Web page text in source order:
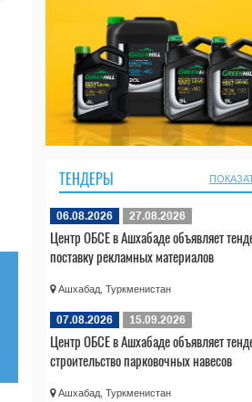
ТЕНДЕРЫ
06.08.2026 27.08.2026
Центр ОБСЕ в Ашхабаде объявляет
поставку рекламных материалов
Ашхабад, Туркменистан
07.08.2026 15.09.2026
Центр ОБСЕ в Ашхабаде объявляет
строительство парковочных навесов
Ашхабад, Туркменистан